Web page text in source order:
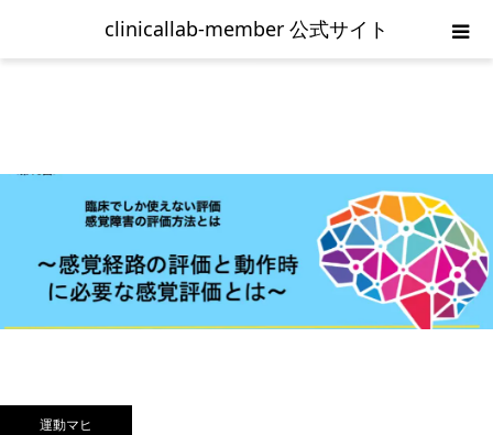
clinicallab-member 公式サイト
運動マヒ
新規登録
clinicallab-memberログイン
利用規約